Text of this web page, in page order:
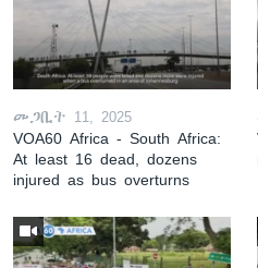
መጋቢት 11, 2025
VOA60 Africa - South Africa:
At least 16 dead, dozens
injured as bus overturns